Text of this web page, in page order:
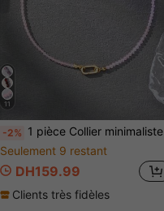
11
-2% 1 pièce Collier minimaliste en pierre naturelle avec boucle en cuivre plaquée or, ne se décolore pas, pour femmes
Seulement 9 restant
DH159.99
Clients très fidèles